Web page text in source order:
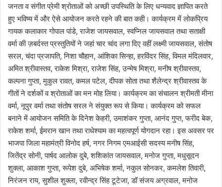
जनता व संगीत प्रेमी श्रोताओं को अच्छी उपस्थिति के लिए धन्यवाद ज्ञापित करते
हुए भविष्य में और ऐसे आयोजन करते रहने की बात कही। कार्यक्रम में लोकप्रिय
गायक कलाकार गोपाल पांडे, राजेश जायसवाल, स्वप्निल जायसवाल तथा सताक्षी
वर्मा की ज़बर्दस्त प्रस्तुतियों ने जहां चार चांद लगा दिए वहीं लक्ष्मी जायसवाल, संतोष
सरल, चंदा प्रजापति, निशा चौहान, आंशिका सिन्हा, हरविंदर सिंह, विमल मंदिलवार,
अमित श्रीवास्तव, राकेश मिश्रा, राजेश सिंह, उन्मेष मिश्रा, मनीष श्रीवास्तव,
कल्पना गुप्ता, मुकुल रावत, कमल पटेल, दीपक सोता तथा शैलेन्द्र श्रीवास्तव के
गीतों ने दर्शकों व श्रोताओं का मन मोह लिया। कार्यक्रम का संचालन श्रीमती मीना
वर्मा, नूपुर वर्मा तथा संतोष सरल ने संयुक्त रूप से किया। कार्यक्रम को सफल
बनाने में आयोजन समिति के दिनेश केहरी, उमाशंकर गुप्ता, आनंद गुप्त, फरीद बेक,
राकेश शर्मा, ईमरान खान तथा राधेश्याम का महत्वपूर्ण योगदान रहा। इस अवसर पर
भाजपा जिला महामंत्री विनोद हर्ष, नगर निगम एमआईसी सदस्य मनीष सिंह,
जितेंद्र सोनी, पार्षद आलोक दुबे, शशिकांत जायसवाल, मनोज गुप्ता, मधुसूदन
शुक्ला, आकाश गुप्ता, रूपेश दुबे, अभिषेक शर्मा, नकुल सोनकर, कमलेश तिवारी,
निरंजन राय, सुशील शुक्ला, रवीन्द्र सिंह टूटेजा, डॉ संजय अग्रवाल, मनोज